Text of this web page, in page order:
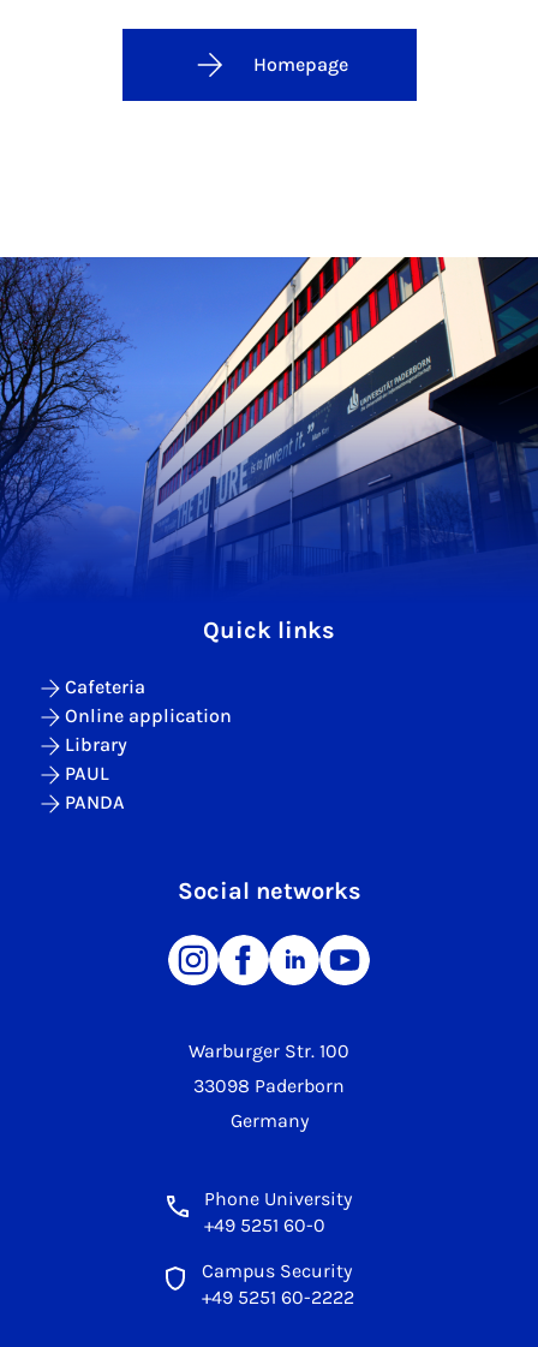
Homepage
Warburger Str. 100
33098 Paderborn
Germany
Phone University
+49 5251 60-0
Campus Security
+49 5251 60-2222
Quick links
Cafeteria
Online application
Library
PAUL
PANDA
Social networks